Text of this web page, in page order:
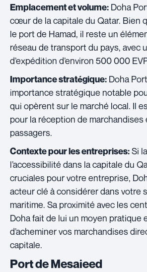
Emplacement et volume: Doha
cœur de la capitale du Qatar. Bien
le port de Hamad, il reste un
réseau de transport du pays, avec
d’expédition d’environ 500 000
Importance stratégique: Doha
importance stratégique notable
qui opèrent sur le marché local. Il
pour la réception de marchandises
passagers.
Contexte pour les entreprises:Si
l’accessibilité dans la capitale du
cruciales pour votre entreprise,
acteur clé à considérer dans votre
maritime. Sa proximité avec les
Doha fait de lui un moyen pratique
d’acheminer vos marchandises
capitale.
Port de Mesaieed